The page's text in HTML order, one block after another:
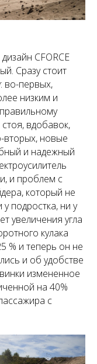
CFORCE
Сразу стоит
во-первых,
низким и
вдобавок,
вторых, новые
и надежный
и проблем с
который не
подростка, ни у
увеличения угла
кулака
% и теперь он не
и об удобстве
измененное
на 40%
с